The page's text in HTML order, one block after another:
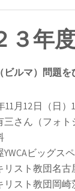
３年
ビルマ）問題を
月12日（日）
さん（フォト
ビッグス
リスト教団名古
リスト教団岡崎